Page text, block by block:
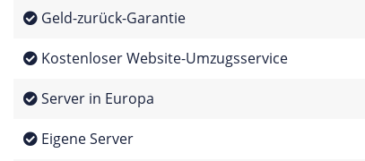
Geld-zurück-Garantie
Kostenloser Website-Umzugsservice
Server in Europa
Eigene Server